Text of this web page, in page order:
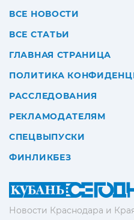
Новости Краснодара и
ВСЕ НОВОСТИ
ВСЕ СТАТЬИ
ГЛАВНАЯ СТРАНИЦА
ПОЛИТИКА
РАССЛЕДОВАНИЯ
РЕКЛАМОДАТЕЛЯМ
СПЕЦВЫПУСКИ
ФИНЛИКБЕЗ